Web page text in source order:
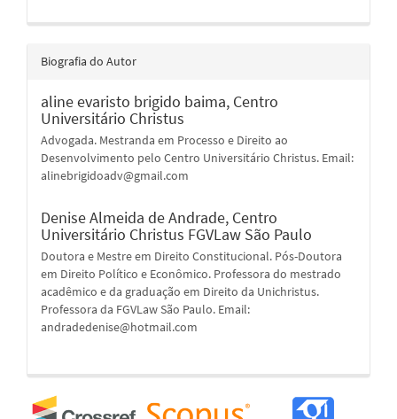
Biografia do Autor
aline evaristo brigido baima, Centro
Universitário Christus
Advogada. Mestranda em Processo e Direito ao
Desenvolvimento pelo Centro Universitário Christus. Email:
alinebrigidoadv@gmail.com
Denise Almeida de Andrade, Centro
Universitário Christus FGVLaw São Paulo
Doutora e Mestre em Direito Constitucional. Pós-Doutora
em Direito Político e Econômico. Professora do mestrado
acadêmico e da graduação em Direito da Unichristus.
Professora da FGVLaw São Paulo. Email:
andradedenise@hotmail.com